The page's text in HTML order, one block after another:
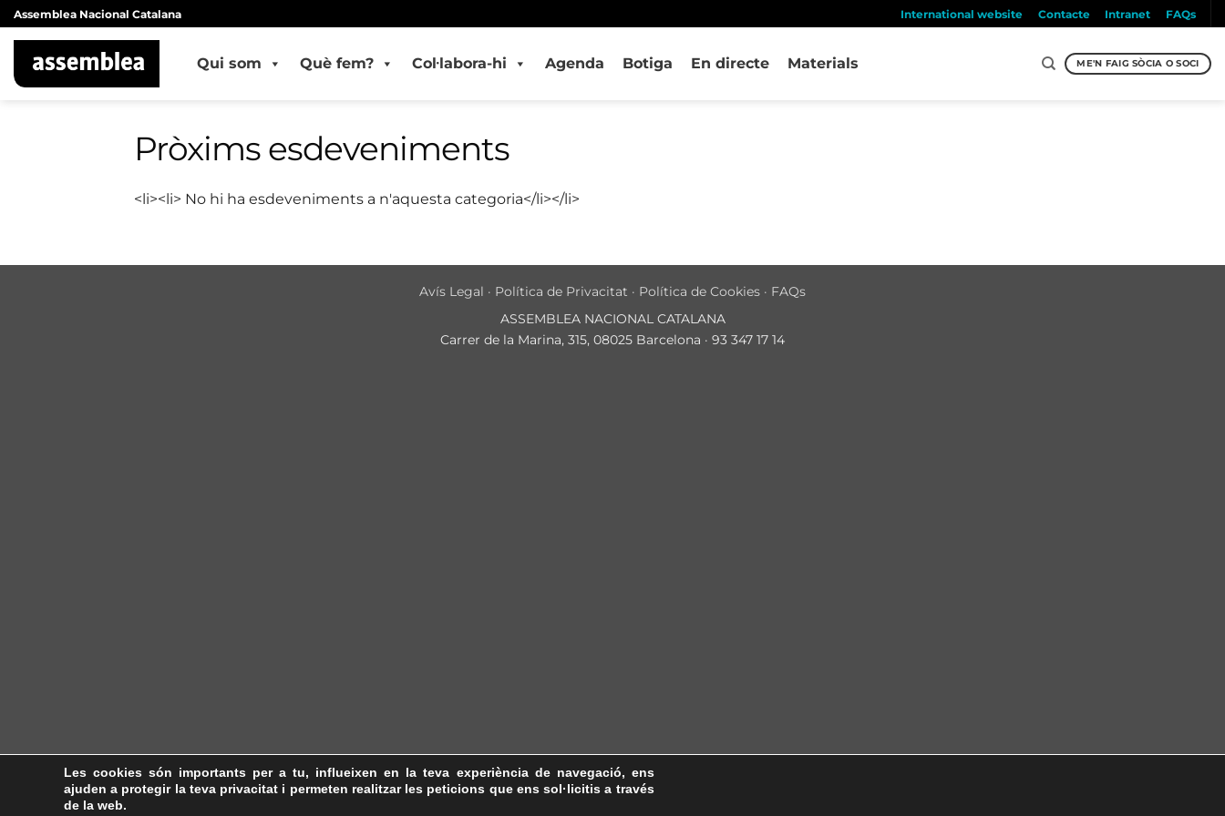
Skip
to
content
Assemblea Nacional Catalana International website Contacte Intranet FAQs
Qui som Què fem? Col·labora-hi Agenda Botiga En directe Materials ME'N FAIG SÒCIA O SOCI
Pròxims esdeveniments
<li><li> No hi ha esdeveniments a n'aquesta categoria</li></li>
Avís Legal · Política de Privacitat · Política de Cookies · FAQs
ASSEMBLEA NACIONAL CATALANA
Carrer de la Marina, 315, 08025 Barcelona · 93 347 17 14
Les cookies són importants per a tu, influeixen en la teva experiència de navegació, ens
ajuden a protegir la teva privacitat i permeten realitzar les peticions que ens sol·licitis a través
de la web.